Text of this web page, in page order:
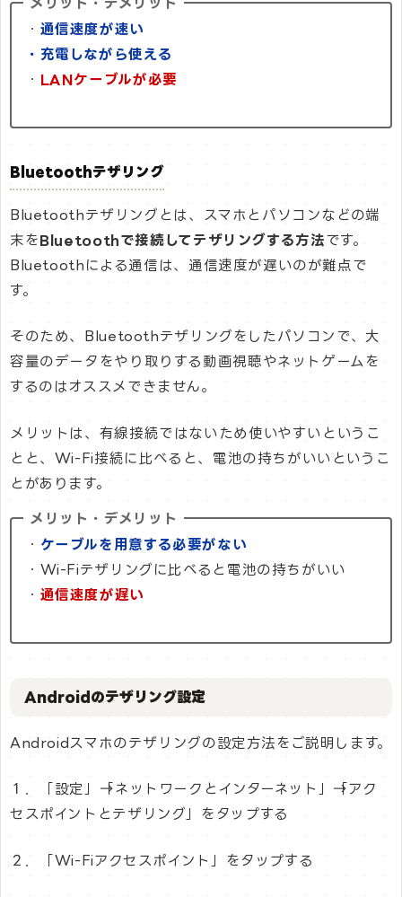
メリット・デメリット
・ 通信速度が速い
・充電しながら使える
・ LANケーブルが必要
Bluetoothテザリング
Bluetoothテザリングとは、スマホとパソコンなどの端
末をBluetoothで接続してテザリングする方法です。
Bluetoothによる通信は、通信速度が遅いのが難点で
す。
そのため、Bluetoothテザリングをしたパソコンで、大
容量のデータをやり取りする動画視聴やネットゲームを
するのはオススメできません。
メリットは、有線接続ではないため使いやすいというこ
とと、Wi-Fi接続に比べると、電池の持ちがいいというこ
とがあります。
メリット・デメリット
・ ケーブルを用意する必要がない
・Wi-Fiテザリングに比べると電池の持ちがいい
・ 通信速度が遅い
Androidのテザリング設定
Androidスマホのテザリングの設定方法をご説明します。
１．「設定」→「ネットワークとインターネット」→「アク
セスポイントとテザリング」をタップする
２．「Wi-Fiアクセスポイント」をタップする